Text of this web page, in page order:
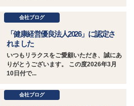
会社ブログ
「健康経営優良法人2026」に認定さ
れました
いつもリラクスをご愛顧いただき、誠にあ
りがとうございます。 この度2026年3月
10日付で...
会社ブログ